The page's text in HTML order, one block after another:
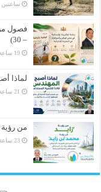
– 30)
لماذا
من رؤية